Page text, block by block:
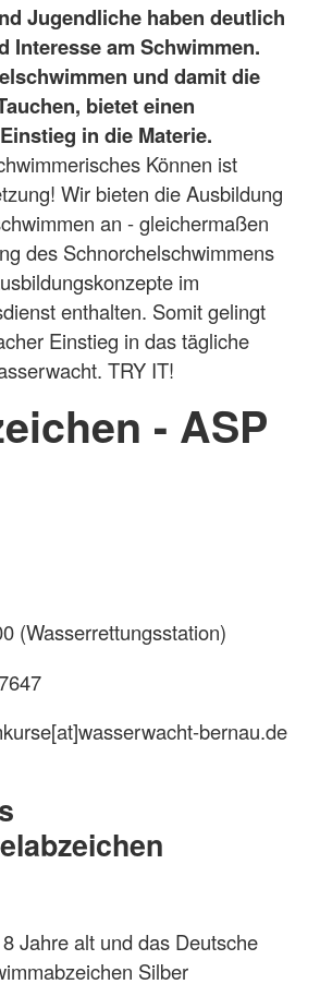
Jugendliche haben deutlich
Interesse am Schwimmen.
und damit die
bietet einen
in die Materie.
Können ist
Wir bieten die Ausbildung
an - gleichermaßen
des Schnorchelschwimmens
im
enthalten. Somit gelingt
Einstieg in das tägliche
TRY IT!
- ASP
(Wasserrettungsstation)
bernau.de
Jahre alt und das Deutsche
Silber